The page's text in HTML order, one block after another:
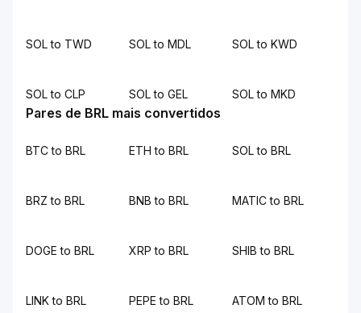
SOL to TWD SOL to MDL SOL to KWD
SOL to CLP SOL to GEL SOL to MKD
Pares de BRL mais convertidos
BTC to BRL ETH to BRL SOL to BRL
BRZ to BRL BNB to BRL MATIC to BRL
DOGE to BRL XRP to BRL SHIB to BRL
LINK to BRL PEPE to BRL ATOM to BRL